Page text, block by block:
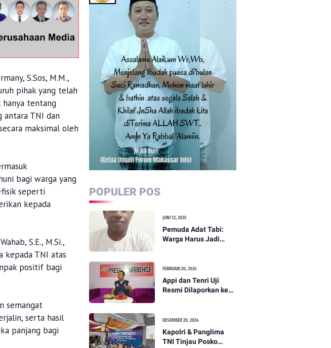
S.Sos, M.M.,
pihak yang telah
hanya tentang
antara TNI dan
maksimal oleh
bagi warga yang
fisik seperti
kepada
S.E., M.Si.,
kepada TNI atas
positif bagi
semangat
serta hasil
panjang bagi
POPULER POS
JUNI 12, 2025
Pemuda Adat Tabi:
Warga Harus Jadi
FEBRUARI 20, 2024
Appi dan Tenri Uji
Resmi Dilaporkan ke
DESEMBER 20, 2024
Kapolri & Panglima
TNI Tinjau Posko